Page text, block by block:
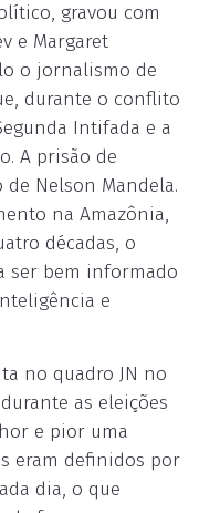
gravou com
e Margaret
o jornalismo de
durante o conflito
Intifada e a
A prisão de
Nelson Mandela.
na Amazônia,
décadas, o
ser bem informado
e
no quadro JN no
as eleições
e pior uma
eram definidos por
dia, o que